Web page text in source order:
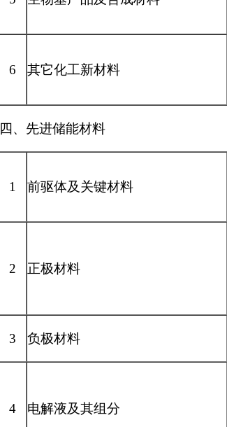
6 其它化工新材料
四、先进储能材料
1 前驱体及关键材料
2 正极材料
3 负极材料
4 电解液及其组分